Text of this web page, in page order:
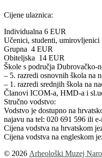
Cijene ulaznica:
Individualna 6 EUR
Učenici, studenti,
Grupna 4 EUR
Obiteljska 14 EUR
Škole s područja Dubrovačko-
– 5. razredi osnovnih škola na
– 1. razredi srednjih škola na
Članovi ICOM-a, HMD-a i
Stručno vodstvo:
Vodstvo je dostupno na
najavu na tel: 020 691 596 ili
Cijena vodstva na hrvatskom
Cijena vodstva na engleskom
© 2026 Arheološki Muzej